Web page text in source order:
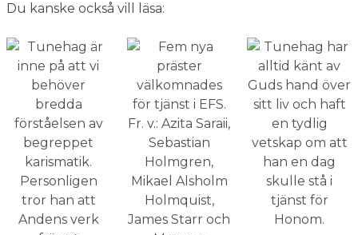
Du kanske också vill läsa: